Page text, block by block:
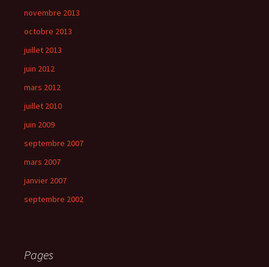
novembre 2013
octobre 2013
juillet 2013
juin 2012
mars 2012
juillet 2010
juin 2009
septembre 2007
mars 2007
janvier 2007
septembre 2002
Pages